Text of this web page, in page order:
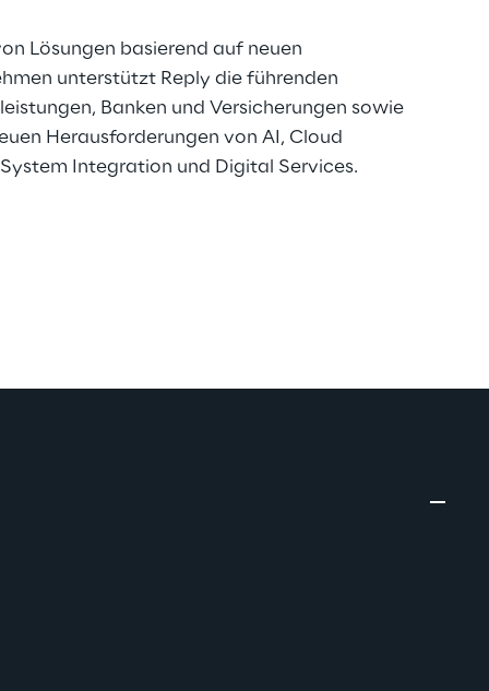
Lösungen basierend auf neuen
unterstützt Reply die führenden
Banken und Versicherungen sowie
Herausforderungen von AI, Cloud
Integration und Digital Services.